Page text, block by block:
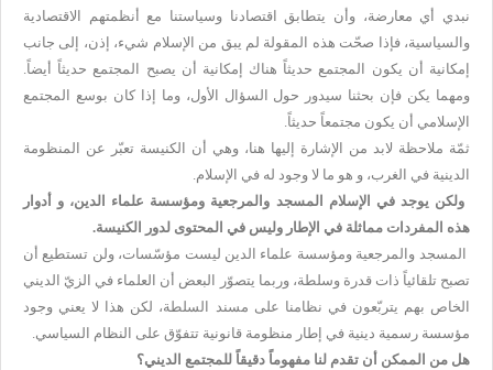
نبدي أي معارضة، وأن يتطابق اقتصادنا وسياستنا مع أنظمتهم الاقتصادية
والسياسية، فإذا صحّت هذه المقولة لم يبق من الإسلام شيء، إذن، إلى جانب
إمكانية أن يكون المجتمع حديثاً هناك إمكانية أن يصبح المجتمع حديثاً أيضاً.
ومهما يكن فإن بحثنا سيدور حول السؤال الأول، وما إذا كان بوسع المجتمع
الإسلامي أن يكون مجتمعاً حديثاً.
ثمّة ملاحظة لابد من الإشارة إليها هنا، وهي أن الكنيسة تعبّر عن المنظومة
الدينية في الغرب، و هو ما لا وجود له في الإسلام.
ولكن يوجد في الإسلام المسجد والمرجعية ومؤسسة علماء الدين، و أدوار
هذه المفردات مماثلة في الإطار وليس في المحتوى لدور الكنيسة.
المسجد والمرجعية ومؤسسة علماء الدين ليست مؤسّسات، ولن تستطيع أن
تصبح تلقائياً ذات قدرة وسلطة، وربما يتصوّر البعض أن العلماء في الزيّ الديني
الخاص بهم يتربّعون في نظامنا على مسند السلطة، لكن هذا لا يعني وجود
مؤسسة رسمية دينية في إطار منظومة قانونية تتفوّق على النظام السياسي.
هل من الممكن أن تقدم لنا مفهوماً دقيقاً للمجتمع الديني؟